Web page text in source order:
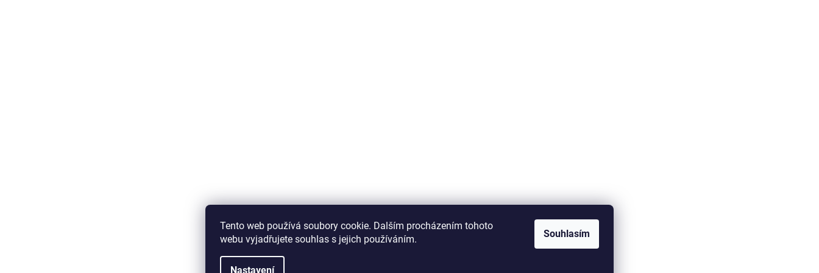
Tento web používá soubory cookie. Dalším procházením tohoto
webu vyjadřujete souhlas s jejich používáním.
Nastavení
Souhlasím